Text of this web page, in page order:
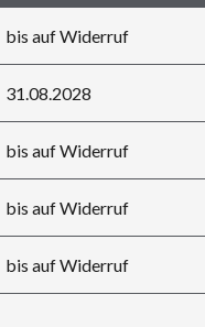
bis auf Widerruf
31.08.2028
bis auf Widerruf
bis auf Widerruf
bis auf Widerruf